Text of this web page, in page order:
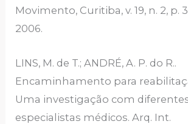
Movimento, Curitiba, v. 19, n. 2, p.
2006.
LINS, M. de T.; ANDRÉ, A. P. do R..
Encaminhamento para
Uma investigação com
especialistas médicos. Arq. Int.